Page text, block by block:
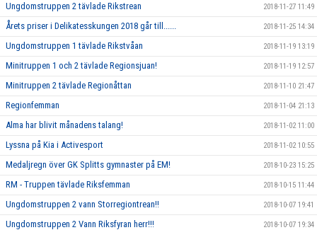
Ungdomstruppen 2 tävlade Rikstrean 2018-11-27 11:49
Årets priser i Delikatesskungen 2018 går till...... 2018-11-25 14:34
Ungdomstruppen 1 tävlade Rikstvåan 2018-11-19 13:19
Minitruppen 1 och 2 tävlade Regionsjuan! 2018-11-19 12:57
Minitruppen 2 tävlade Regionåttan 2018-11-10 21:47
Regionfemman 2018-11-04 21:13
Alma har blivit månadens talang! 2018-11-02 11:00
Lyssna på Kia i Activesport 2018-11-02 10:55
Medaljregn över GK Splitts gymnaster på EM! 2018-10-23 15:25
RM - Truppen tävlade Riksfemman 2018-10-15 11:44
Ungdomstruppen 2 vann Storregiontrean!! 2018-10-07 19:41
Ungdomstruppen 2 Vann Riksfyran herr!!! 2018-10-07 19:34